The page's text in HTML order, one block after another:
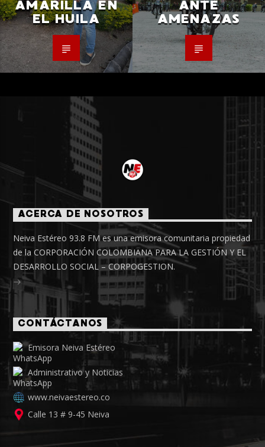
AMARILLA EN
EL HUILA
ANTE
AMENAZAS
ACERCA DE NOSOTROS
Neiva Estéreo 93.8 FM es una emisora comunitaria propiedad
de la CORPORACIÓN COLOMBIANA PARA LA GESTIÓN Y EL
DESARROLLO SOCIAL – CORPOGESTION.
CONTÁCTANOS
Emisora Neiva Estéreo
Administrativo y Noticias
www.neivaestereo.co
Calle 13 # 9-45 Neiva